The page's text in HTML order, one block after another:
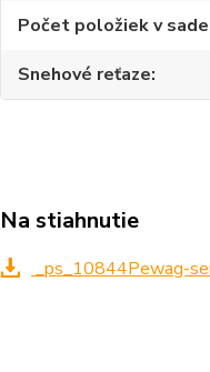
Počet položiek v sade
Snehové reťaze
Na stiahnutie
_ps_10844Pewag-